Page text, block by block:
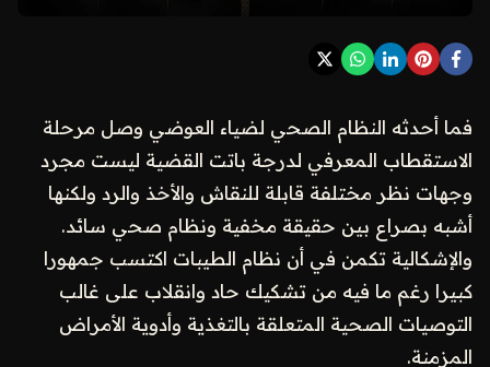
فما أحدثه النظام الصحي لضياء العوضي وصل مرحلة
الاستقطاب المعرفي لدرجة باتت القضية ليست مجرد
وجهات نظر مختلفة قابلة للنقاش والأخذ والرد ولكنها
أشبه بصراع بين حقيقة مخفية ونظام صحي سائد.
والإشكالية تكمن في أن نظام الطيبات اكتسب جمهورا
كبيرا رغم ما فيه من تشكيك حاد وانقلاب على غالب
التوصيات الصحية المتعلقة بالتغذية وأدوية الأمراض
المزمنة.